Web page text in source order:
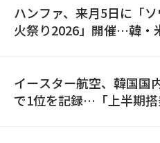
ハンファ、来月5日に「
火祭り2026」開催…韓・
イースター航空、韓国国
で1位を記録…「上半期搭